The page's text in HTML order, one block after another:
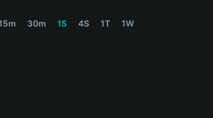
30m 1S 4S 1T 1W